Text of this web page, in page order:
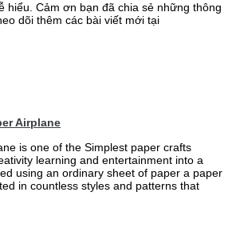
hiểu. Cảm ơn bạn đã chia sẻ những thông
dõi thêm các bài viết mới tại
Airplane
is one of the Simplest paper crafts
learning and entertainment into a
using an ordinary sheet of paper a paper
in countless styles and patterns that